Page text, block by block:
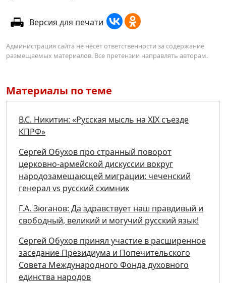
Версия для печати
Администрация сайта не несёт ответственности за содержание
размещаемых материалов. Все претензии направлять авторам.
Материалы по теме
В.С. Никитин: «Русская мысль на XIX съезде
КПРФ»
Сергей Обухов про странный поворот
церковно-армейской дискуссии вокруг
народозамещающей миграции: чеченский
генерал vs русский схимник
Г.А. Зюганов: Да здравствует наш правдивый и
свободный, великий и могучий русский язык!
Сергей Обухов принял участие в расширенное
заседание Президиума и Попечительского
Совета Международного Фонда духовного
единства народов